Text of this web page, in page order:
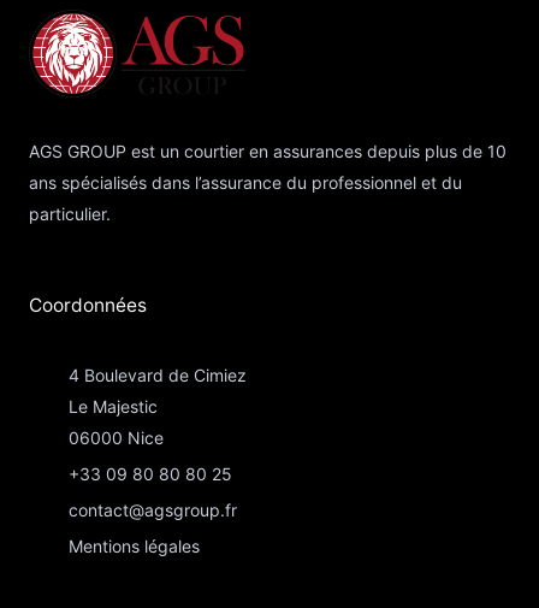
AGS GROUP est un courtier en assurances depuis plus de 10
ans spécialisés dans l’assurance du professionnel et du
particulier.
Coordonnées​
4 Boulevard de Cimiez
Le Majestic
06000 Nice
+33 09 80 80 80 25
contact@agsgroup.fr
Mentions légales